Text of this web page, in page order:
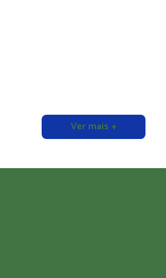
Ver mais +